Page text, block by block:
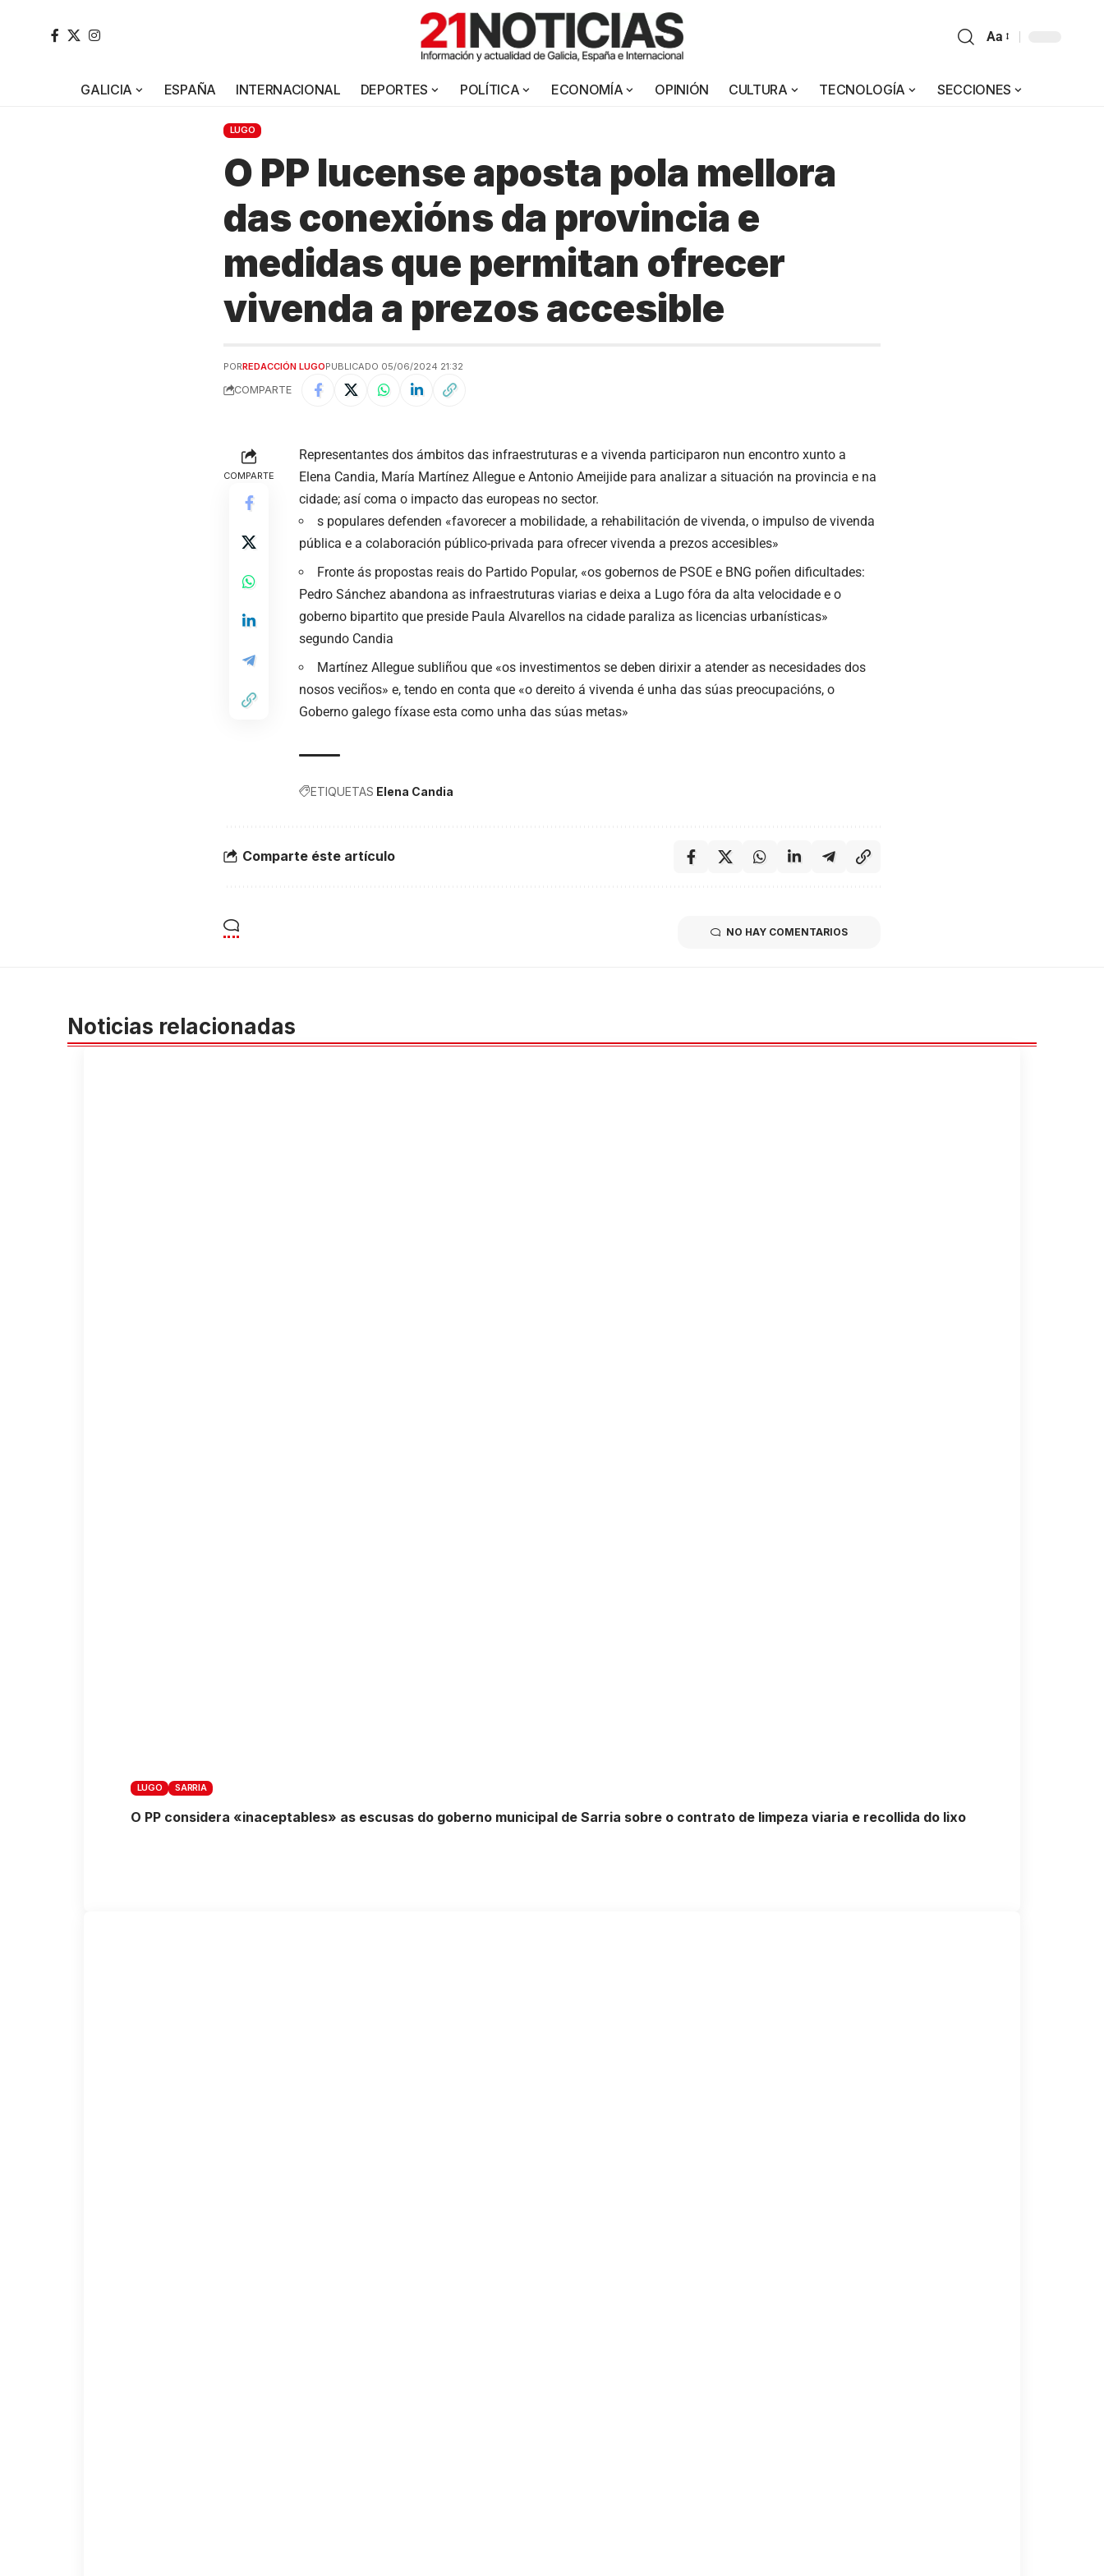
Aa
GALICIA ESPAÑA INTERNACIONAL DEPORTES POLÍTICA ECONOMÍA OPINIÓN CULTURA TECNOLOGÍA SECCIONES
LUGO
O PP lucense aposta pola mellora
das conexións da provincia e
medidas que permitan ofrecer
vivenda a prezos accesible
PORREDACCIÓN LUGOPUBLICADO 05/06/2024 21:32
COMPARTE
COMPARTE
Representantes dos ámbitos das infraestruturas e a vivenda participaron nun encontro xunto a
Elena Candia, María Martínez Allegue e Antonio Ameijide para analizar a situación na provincia e na
cidade; así coma o impacto das europeas no sector.
s populares defenden «favorecer a mobilidade, a rehabilitación de vivenda, o impulso de vivenda
pública e a colaboración público-privada para ofrecer vivenda a prezos accesibles»
Fronte ás propostas reais do Partido Popular, «os gobernos de PSOE e BNG poñen dificultades:
Pedro Sánchez abandona as infraestruturas viarias e deixa a Lugo fóra da alta velocidade e o
goberno bipartito que preside Paula Alvarellos na cidade paraliza as licencias urbanísticas»
segundo Candia
Martínez Allegue subliñou que «os investimentos se deben dirixir a atender as necesidades dos
nosos veciños» e, tendo en conta que «o dereito á vivenda é unha das súas preocupacións, o
Goberno galego fíxase esta como unha das súas metas»
ETIQUETAS Elena Candia
Comparte éste artículo
NO HAY COMENTARIOS
Noticias relacionadas
LUGO SARRIA
O PP considera «inaceptables» as escusas do goberno municipal de Sarria sobre o contrato de limpeza viaria e recollida do lixo